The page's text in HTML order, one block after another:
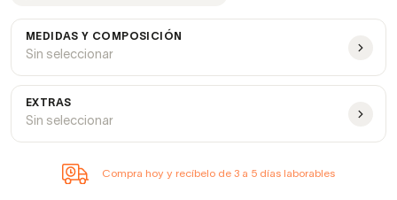
MEDIDAS Y COMPOSICIÓN
Sin seleccionar
EXTRAS
Sin seleccionar
Compra hoy y recíbelo de 3 a 5 días laborables